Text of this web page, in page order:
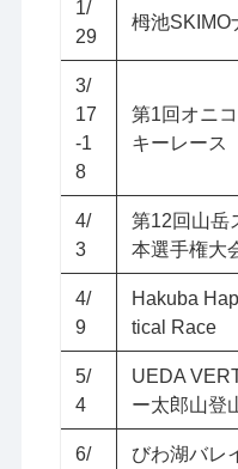
1/
29
栂池SKIMO
3/
17
-1
8
第1回オニ
キーレース
4/
3
第12回山岳
本選手権大
4/
9
Hakuba
tical Race
5/
4
UEDA
ー太郎山登
6/
びわ湖バレ